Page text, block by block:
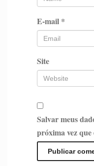
E-mail *
Site
Salvar meus
próxima vez